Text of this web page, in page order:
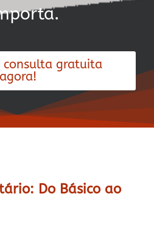
consulta gratuita
agora!
Do Básico ao